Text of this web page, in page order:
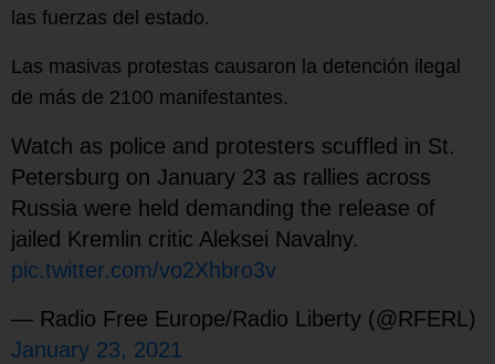
las fuerzas del estado.
Las masivas protestas causaron la detención ilegal
de más de 2100 manifestantes.
Watch as police and protesters scuffled in St.
Petersburg on January 23 as rallies across
Russia were held demanding the release of
jailed Kremlin critic Aleksei Navalny.
pic.twitter.com/vo2Xhbro3v
— Radio Free Europe/Radio Liberty (@RFERL)
January 23, 2021